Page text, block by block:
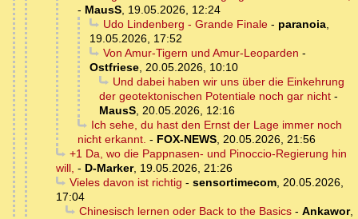
- MausS, 19.05.2026, 12:24
Udo Lindenberg - Grande Finale- paranoia,
19.05.2026, 17:52
Von Amur-Tigern und Amur-Leoparden -
Ostfriese, 20.05.2026, 10:10
Und dabei haben wir uns über die Einkehrung
der geotektonischen Potentiale noch gar nicht -
MausS, 20.05.2026, 12:16
Ich sehe, du hast den Ernst der Lage immer noch
nicht erkannt. - FOX-NEWS, 20.05.2026, 21:56
+1 Da, wo die Pappnasen- und Pinoccio-Regierung hin
will, - D-Marker, 19.05.2026, 21:26
Vieles davon ist richtig - sensortimecom, 20.05.2026,
17:04
Chinesisch lernen oder Back to the Basics- Ankawor,